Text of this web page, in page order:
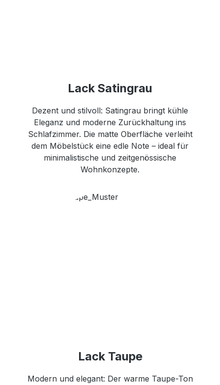
Lack Satingrau
Dezent und stilvoll: Satingrau bringt kühle
Eleganz und moderne Zurückhaltung ins
Schlafzimmer. Die matte Oberfläche verleiht
dem Möbelstück eine edle Note – ideal für
minimalistische und zeitgenössische
Wohnkonzepte.
Lack Taupe
Modern und elegant: Der warme Taupe-Ton